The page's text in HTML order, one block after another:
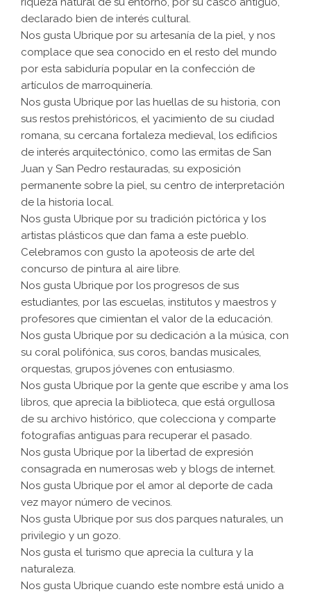
declarado bien de interés cultural.
Nos gusta Ubrique por su artesanía de la piel, y nos
complace que sea conocido en el resto del mundo
por esta sabiduría popular en la confección de
artículos de marroquinería.
Nos gusta Ubrique por las huellas de su historia, con
sus restos prehistóricos, el yacimiento de su ciudad
romana, su cercana fortaleza medieval, los edificios
de interés arquitectónico, como las ermitas de San
Juan y San Pedro restauradas, su exposición
permanente sobre la piel, su centro de interpretación
de la historia local.
Nos gusta Ubrique por su tradición pictórica y los
artistas plásticos que dan fama a este pueblo.
Celebramos con gusto la apoteosis de arte del
concurso de pintura al aire libre.
Nos gusta Ubrique por los progresos de sus
estudiantes, por las escuelas, institutos y maestros y
profesores que cimientan el valor de la educación.
Nos gusta Ubrique por su dedicación a la música, con
su coral polifónica, sus coros, bandas musicales,
orquestas, grupos jóvenes con entusiasmo.
Nos gusta Ubrique por la gente que escribe y ama los
libros, que aprecia la biblioteca, que está orgullosa
de su archivo histórico, que colecciona y comparte
fotografías antiguas para recuperar el pasado.
Nos gusta Ubrique por la libertad de expresión
consagrada en numerosas web y blogs de internet.
Nos gusta Ubrique por el amor al deporte de cada
vez mayor número de vecinos.
Nos gusta Ubrique por sus dos parques naturales, un
privilegio y un gozo.
Nos gusta el turismo que aprecia la cultura y la
naturaleza.
Nos gusta Ubrique cuando este nombre está unido a